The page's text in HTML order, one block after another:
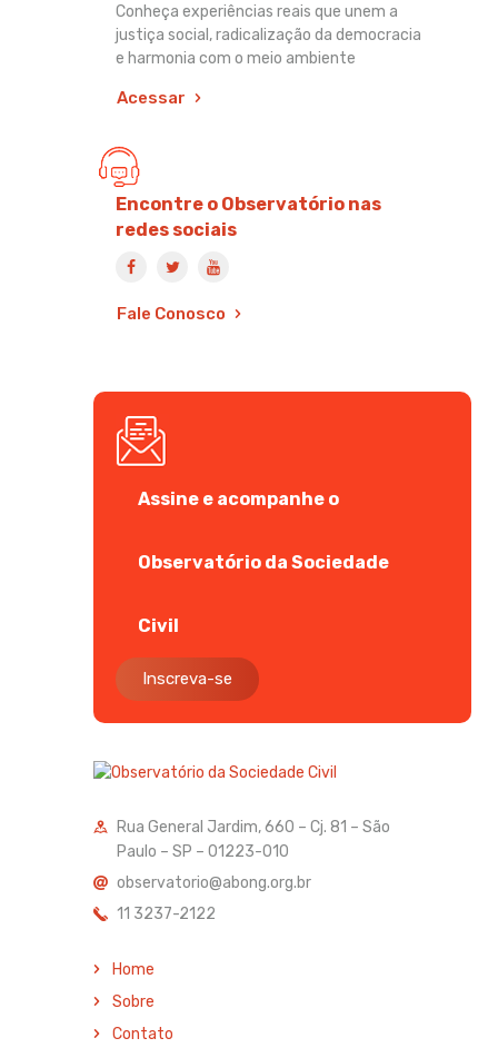
Conheça experiências reais que unem a
justiça social, radicalização da democracia
e harmonia com o meio ambiente
Acessar
Encontre o Observatório nas
redes sociais
Fale Conosco
Assine e acompanhe o
Observatório da Sociedade
Civil
Inscreva-se
Rua General Jardim, 660 – Cj. 81 – São
Paulo – SP – 01223-010
observatorio@abong.org.br
11 3237-2122
Home
Sobre
Contato